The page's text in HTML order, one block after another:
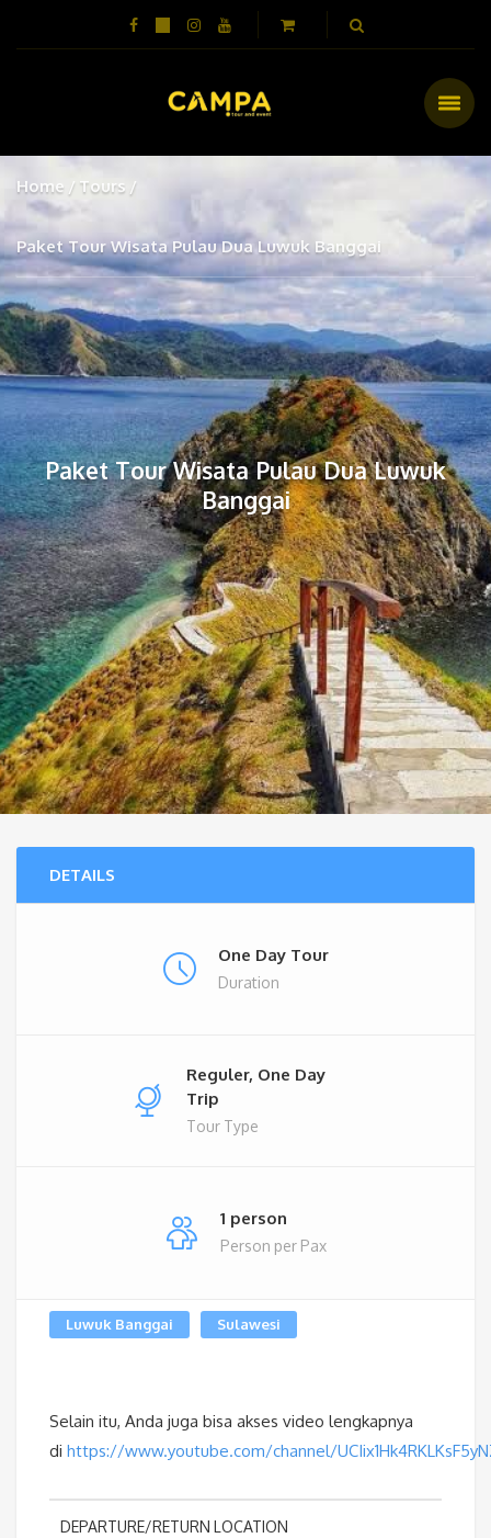
Home Tours
Paket Tour Wisata Pulau Dua Luwuk Banggai
Paket Tour Wisata Pulau Dua Luwuk
Banggai
DETAILS
One Day Tour
Duration
Reguler, One Day
Trip
Tour Type
1 person
Person per Pax
Luwuk Banggai Sulawesi
Selain itu, Anda juga bisa akses video lengkapnya
di https://www.youtube.com/channel/
DEPARTURE/RETURN LOCATION